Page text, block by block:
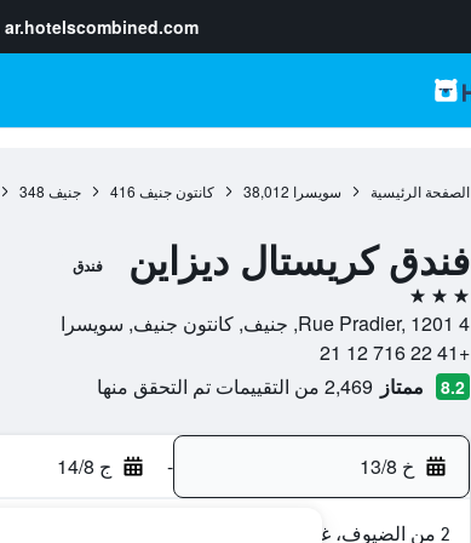
ar.hotelscombined.com
الصفحة الرئيسية سويسرا 38,012 كانتون جنيف 416 جنيف 348
فندق كريستال ديزاين فندق
3 نجوم
4 Rue Pradier, 1201, جنيف, كانتون جنيف, سويسرا
+41 22 716 12 21
8.2 ممتاز 2,469 من التقييمات تم التحقق منها
خ 13/8 - ج 14/8
2 من الضيوف، غرفة واحدة